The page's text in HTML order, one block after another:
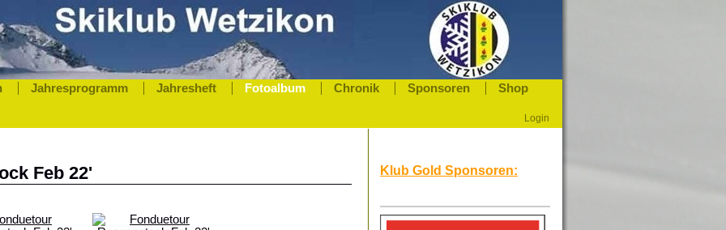
Jahresprogramm Jahresheft Fotoalbum Chronik Sponsoren Shop
Login
Feb 22' Klub Gold Sponsoren: